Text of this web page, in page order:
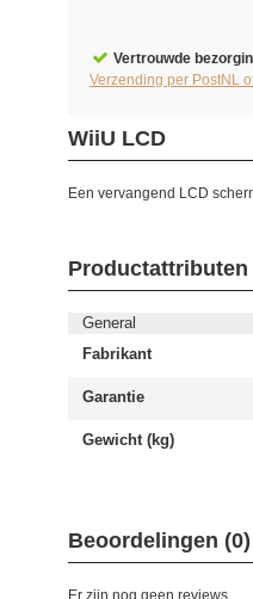
Vertrouwde
Verzending per PostNL
WiiU LCD
Een vervangend LCD
Productattributen
General
Fabrikant
Garantie
Gewicht (kg)
Beoordelingen (0)
Er zijn nog geen reviews